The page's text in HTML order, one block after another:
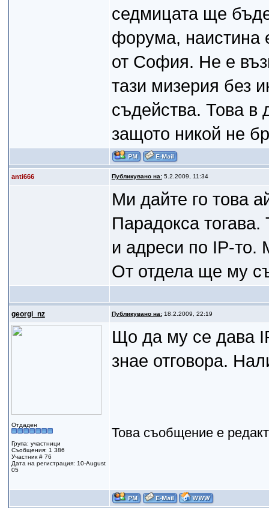
седмицата ще
форума, наистина
от София. Не е
тази мизерия без
съдейства. Това в
защото никой не
anti666 Публикувано на:5.2.2009, 11:34
Ми дайте го това
Парадокса
и адреси по IP-то.
От отдела ще му
gеorgi_nz Публикувано на:18.2.2009, 22:19
Отдаден
Група: участници
Съобщения: 1 386
Участник # 76
Дата на регистрация: 10-August
05
Що да му се дава
знае отговора.
Това съобщение е